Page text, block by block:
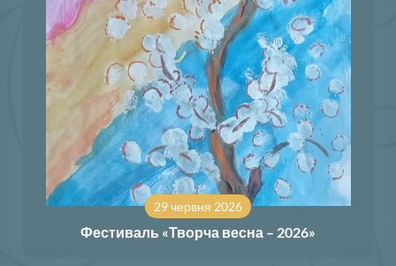
29 червня 2026
Фестиваль «Творча весна – 2026»